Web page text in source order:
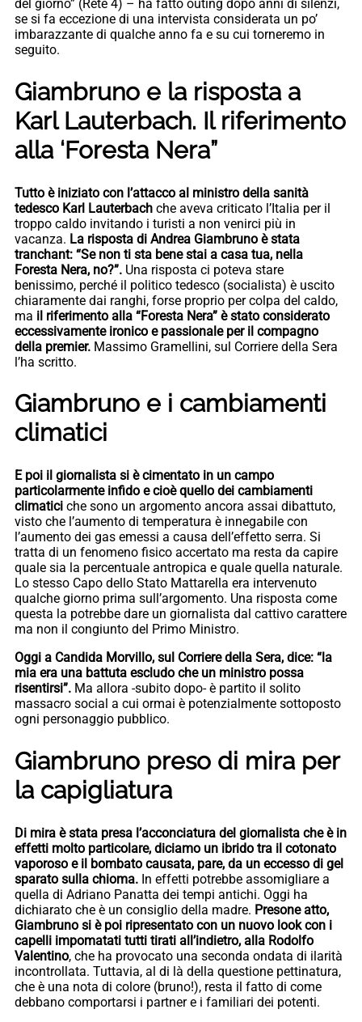
del giorno” (Rete 4) – ha fatto outing dopo anni di silenzi,
se si fa eccezione di una intervista considerata un po’
imbarazzante di qualche anno fa e su cui torneremo in
seguito.
Giambruno e la risposta a
Karl Lauterbach. Il riferimento
alla ‘Foresta Nera”
Tutto è iniziato con l’attacco al ministro della sanità
tedesco Karl Lauterbach che aveva criticato l’Italia per il
troppo caldo invitando i turisti a non venirci più in
vacanza. La risposta di Andrea Giambruno è stata
tranchant: “Se non ti sta bene stai a casa tua, nella
Foresta Nera, no?”. Una risposta ci poteva stare
benissimo, perché il politico tedesco (socialista) è uscito
chiaramente dai ranghi, forse proprio per colpa del caldo,
ma il riferimento alla “Foresta Nera” è stato considerato
eccessivamente ironico e passionale per il compagno
della premier. Massimo Gramellini, sul Corriere della Sera
l’ha scritto.
Giambruno e i cambiamenti
climatici
E poi il giornalista si è cimentato in un campo
particolarmente infido e cioè quello dei cambiamenti
climatici che sono un argomento ancora assai dibattuto,
visto che l’aumento di temperatura è innegabile con
l’aumento dei gas emessi a causa dell’effetto serra. Si
tratta di un fenomeno fisico accertato ma resta da capire
quale sia la percentuale antropica e quale quella naturale.
Lo stesso Capo dello Stato Mattarella era intervenuto
qualche giorno prima sull’argomento. Una risposta come
questa la potrebbe dare un giornalista dal cattivo carattere
ma non il congiunto del Primo Ministro.
Oggi a Candida Morvillo, sul Corriere della Sera, dice: “la
mia era una battuta escludo che un ministro possa
risentirsi”. Ma allora -subito dopo- è partito il solito
massacro social a cui ormai è potenzialmente sottoposto
ogni personaggio pubblico.
Giambruno preso di mira per
la capigliatura
Di mira è stata presa l’acconciatura del giornalista che è in
effetti molto particolare, diciamo un ibrido tra il cotonato
vaporoso e il bombato causata, pare, da un eccesso di gel
sparato sulla chioma. In effetti potrebbe assomigliare a
quella di Adriano Panatta dei tempi antichi. Oggi ha
dichiarato che è un consiglio della madre. Presone atto,
Giambruno si è poi ripresentato con un nuovo look con i
capelli impomatati tutti tirati all’indietro, alla Rodolfo
Valentino, che ha provocato una seconda ondata di ilarità
incontrollata. Tuttavia, al di là della questione pettinatura,
che è una nota di colore (bruno!), resta il fatto di come
debbano comportarsi i partner e i familiari dei potenti.